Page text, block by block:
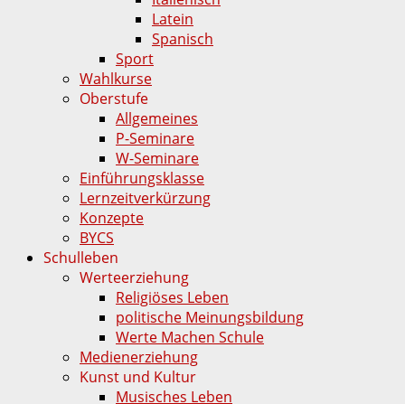
Latein
Spanisch
Sport
Wahlkurse
Oberstufe
Allgemeines
P-Seminare
W-Seminare
Einführungsklasse
Lernzeitverkürzung
Konzepte
BYCS
Schulleben
Werteerziehung
Religiöses Leben
politische Meinungsbildung
Werte Machen Schule
Medienerziehung
Kunst und Kultur
Musisches Leben